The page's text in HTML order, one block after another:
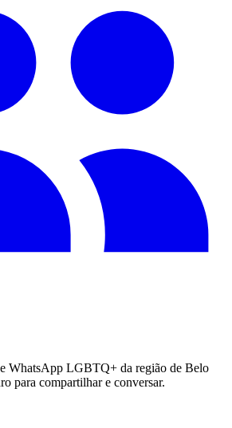
WhatsApp LGBTQ+ da região de Belo
para compartilhar e conversar.